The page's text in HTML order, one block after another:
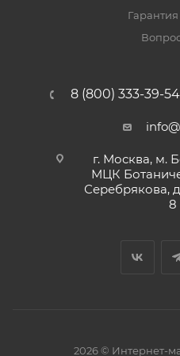
8 (800) 333-39-54
г. Москва, м.
МЦК
Серебрякова,
8
2026 © Интернет-